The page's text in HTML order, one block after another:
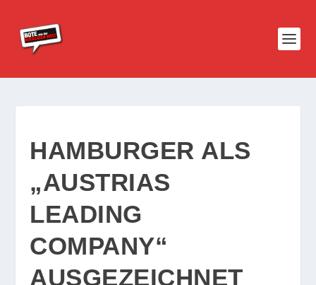
HAMBURGER ALS
„AUSTRIAS
LEADING
COMPANY“
AUSGEZEICHNET